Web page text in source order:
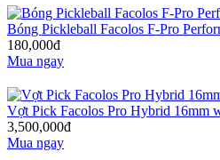
Bóng Pickleball Facolos F-Pro
180,000đ
Mua ngay
Vợt Pick Facolos Pro Hybrid 16mm
3,500,000đ
Mua ngay